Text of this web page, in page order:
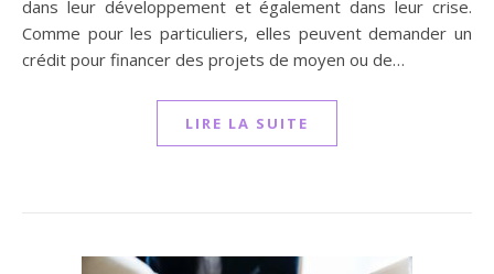
dans leur développement et également dans leur crise.
Comme pour les particuliers, elles peuvent demander un
crédit pour financer des projets de moyen ou de…
LIRE LA SUITE